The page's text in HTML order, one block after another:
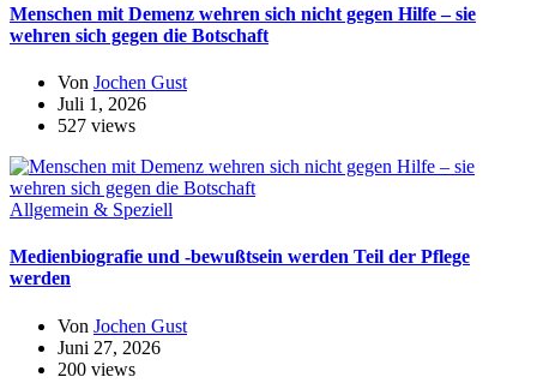
Menschen mit Demenz wehren sich nicht gegen Hilfe – sie
wehren sich gegen die Botschaft
Von Jochen Gust
Juli 1, 2026
527 views
Allgemein & Speziell
Medienbiografie und -bewußtsein werden Teil der Pflege
werden
Von Jochen Gust
Juni 27, 2026
200 views